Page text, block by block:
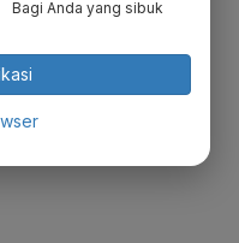
Bagi Anda yang sibuk